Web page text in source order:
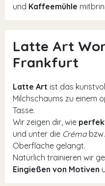
und Kaffeemühle
Latte Art
Frankfurt
Latte Art ist das
Milchschaums zu einem
Tasse.
Wir zeigen dir, wie
und unter die Créma
Oberfläche gelangt.
Natürlich trainieren wir
Eingießen von Motiven